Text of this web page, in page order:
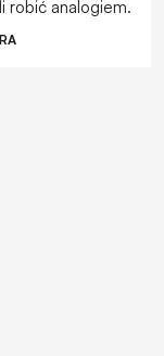
robić analogiem.